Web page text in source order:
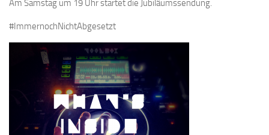
Am Samstag um 19 Uhr startet die Jubiläumssendung.
#ImmernochNichtAbgesetzt